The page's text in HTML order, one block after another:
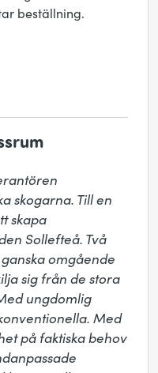
beställning.
skogarna. Till en
skapa
Sollefteå. Två
omgående
sig från de stora
ungdomlig
Med
på faktiska behov